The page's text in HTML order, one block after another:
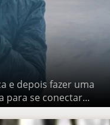
fazer uma exposição